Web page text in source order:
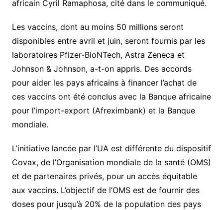
africain Cyril Ramaphosa, cité dans le communiqué.
Les vaccins, dont au moins 50 millions seront
disponibles entre avril et juin, seront fournis par les
laboratoires Pfizer-BioNTech, Astra Zeneca et
Johnson & Johnson, a-t-on appris. Des accords
pour aider les pays africains à financer l’achat de
ces vaccins ont été conclus avec la Banque africaine
pour l’import-export (Afreximbank) et la Banque
mondiale.
L’initiative lancée par l’UA est différente du dispositif
Covax, de l’Organisation mondiale de la santé (OMS)
et de partenaires privés, pour un accès équitable
aux vaccins. L’objectif de l’OMS est de fournir des
doses pour jusqu’à 20% de la population des pays